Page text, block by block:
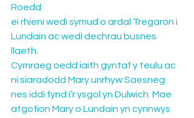
Roedd
ei rhieni wedi symud o ardal Tregaron i
Lundain ac wedi dechrau busnes
llaeth.
Cymraeg oedd iaith gyntaf y teulu ac
ni siaradodd Mary unrhyw Saesneg
nes iddi fynd i’r ysgol yn Dulwich. Mae
atgofion Mary o Lundain yn cynnwys